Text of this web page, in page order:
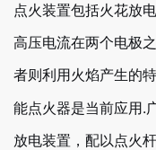
点火装置包括火花放
高压电流在两个电极
者则利用火焰产生的
能点火器是当前应用.
放电装置，配以点火